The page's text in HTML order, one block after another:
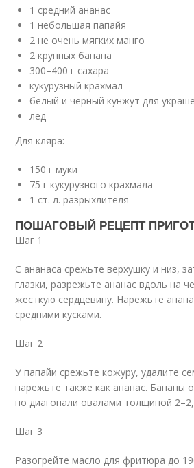
1 средний ананас
1 небольшая папайя
2 не очень мягких манго
2 крупных банана
300–400 г сахара
кукурузный крахмал
белый и черный кунжут для
лед
Для кляра:
150 г муки
75 г кукурузного крахмала
1 ст. л. разрыхлителя
ПОШАГОВЫЙ РЕЦЕПТ
Шаг 1
С ананаса срежьте верхушку и низ,
глазки, разрежьте ананас вдоль на
жесткую сердцевину. Нарежьте
средними кусками.
Шаг 2
У папайи срежьте кожуру, удалите
нарежьте также как ананас. Бананы
по диагонали овалами толщиной
Шаг 3
Разогрейте масло для фритюра до